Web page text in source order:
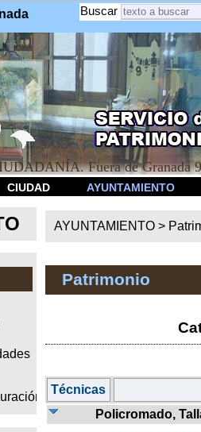
Buscar
Fuera de Granada
CIUDAD AYUNTAMIENTO
AYUNTAMIENTO >
Patrimonio
Técnicas
Policromado,